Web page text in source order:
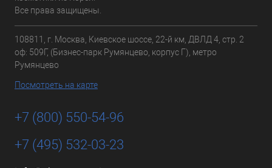
Все права защищены.
108811, г. Москва, Киевское шоссе, 22-й км, ДВЛД 4, стр. 2
оф: 509Г, (Бизнес-парк Румянцево, корпус Г), метро
Румянцево
Посмотреть на карте
+7 (800) 550-54-96
+7 (495) 532-03-23